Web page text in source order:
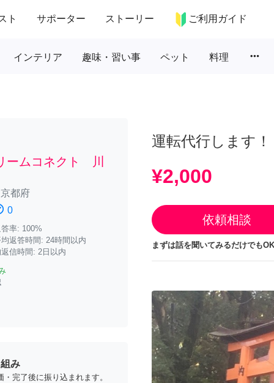
ト サポーター ストーリー ご利用ガイド
インテリア 趣味・習い事 ペット 料理 more_horiz
ームコネクト 川
京都府
0
率: 100%
返答時間: 24時間以内
信時間: 2日以内
み
完了後に振り込まれます。
運転代行します！
¥2,000
依頼相談
まずは話を聞いてみるだけでも